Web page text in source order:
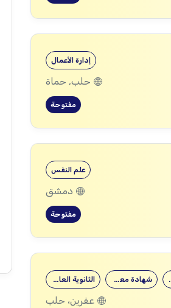
إدارة الأعمال
حلب, حماة
مفتوحة
علم النفس
دمشق
مفتوحة
الثانوية العامة شهادة معهد
عفرين، حلب